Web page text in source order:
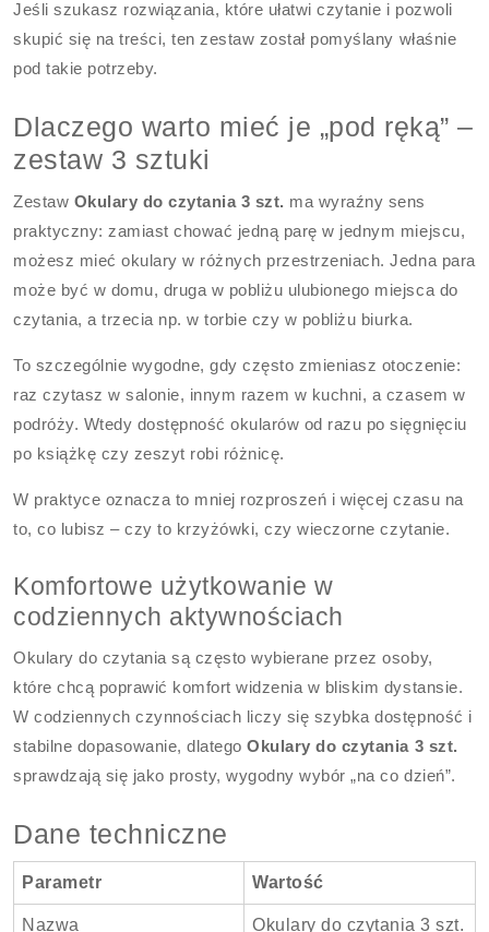
Jeśli szukasz rozwiązania, które ułatwi czytanie i pozwoli
skupić się na treści, ten zestaw został pomyślany właśnie
pod takie potrzeby.
Dlaczego warto mieć je „pod ręką” –
zestaw 3 sztuki
Zestaw Okulary do czytania 3 szt. ma wyraźny sens
praktyczny: zamiast chować jedną parę w jednym miejscu,
możesz mieć okulary w różnych przestrzeniach. Jedna para
może być w domu, druga w pobliżu ulubionego miejsca do
czytania, a trzecia np. w torbie czy w pobliżu biurka.
To szczególnie wygodne, gdy często zmieniasz otoczenie:
raz czytasz w salonie, innym razem w kuchni, a czasem w
podróży. Wtedy dostępność okularów od razu po sięgnięciu
po książkę czy zeszyt robi różnicę.
W praktyce oznacza to mniej rozproszeń i więcej czasu na
to, co lubisz – czy to krzyżówki, czy wieczorne czytanie.
Komfortowe użytkowanie w
codziennych aktywnościach
Okulary do czytania są często wybierane przez osoby,
które chcą poprawić komfort widzenia w bliskim dystansie.
W codziennych czynnościach liczy się szybka dostępność i
stabilne dopasowanie, dlategoOkulary do czytania 3 szt.
sprawdzają się jako prosty, wygodny wybór „na co dzień”.
Dane techniczne
Parametr Wartość
Nazwa Okulary do czytania 3 szt.